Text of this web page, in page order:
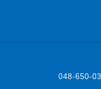
048-650-